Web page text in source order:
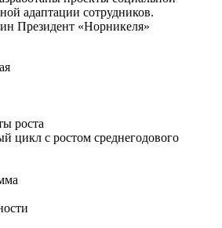
адаптации сотрудников.
Президент «Норникеля»
роста
цикл с ростом среднегодового